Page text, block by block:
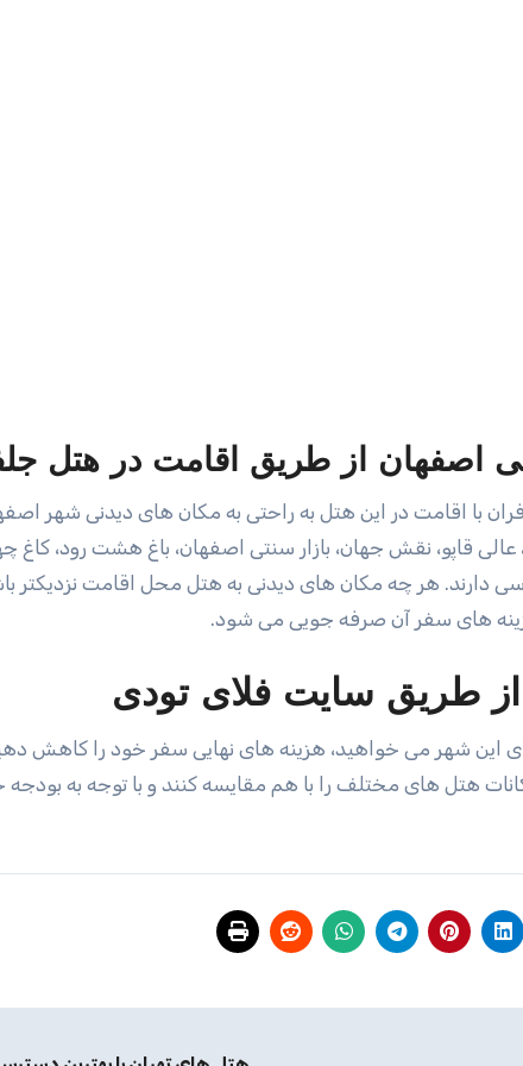
اصفهان از طریق اقامت در هتل
با اقامت در این هتل به راحتی به مکان های دیدنی شهر
قاپو، نقش جهان، بازار سنتی اصفهان، باغ هشت رود، کاغ
دارند. هر چه مکان های دیدنی به هتل محل اقامت نزدیکتر
های سفر آن صرفه جویی می شود‌.
از طریق سایت فلای تودی
این شهر می خواهید، هزینه های نهایی سفر خود را کاهش
هتل های مختلف را با هم مقایسه کنند و با توجه به بودجه